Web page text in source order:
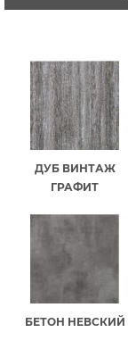
ДУБ ВИНТАЖ
ГРАФИТ
БЕТОН НЕВСКИЙ